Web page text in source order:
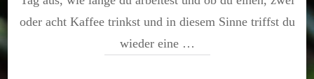
oder acht Kaffee trinkst und in diesem Sinne triffst du
wieder eine …